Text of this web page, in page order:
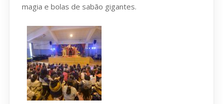
magia e bolas de sabão gigantes.